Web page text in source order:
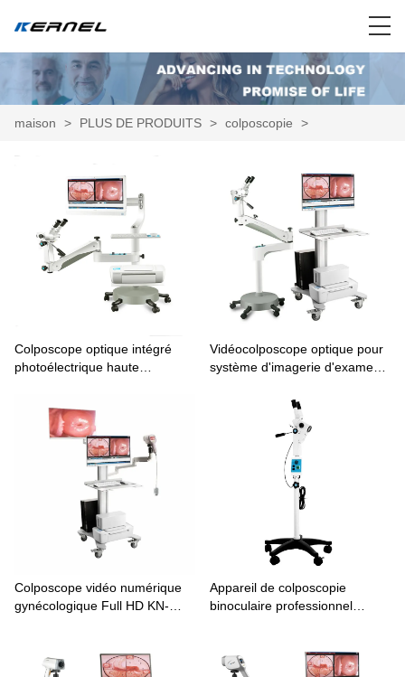
maison > PLUS DE PRODUITS > colposcopie >
Colposcope optique intégré
photoélectrique haute
Vidéocolposcope optique pour
système d'imagerie d'examen
Colposcope vidéo numérique
gynécologique Full HD KN-
Appareil de colposcopie
binoculaire professionnel